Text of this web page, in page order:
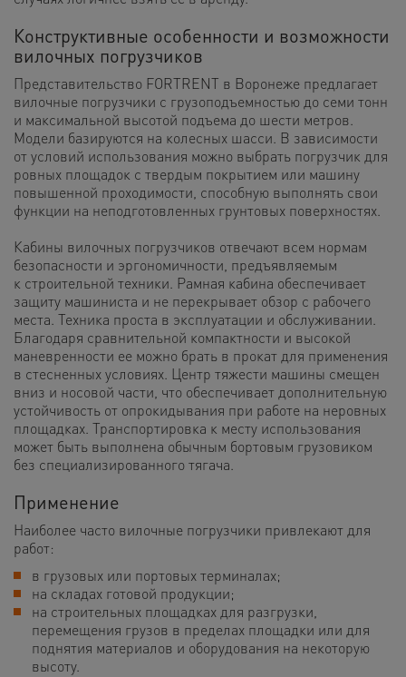
Конструктивные особенности и возможности
вилочных погрузчиков
Представительство FORTRENT в Воронеже предлагает
вилочные погрузчики с грузоподъемностью до семи тонн
и максимальной высотой подъема до шести метров.
Модели базируются на колесных шасси. В зависимости
от условий использования можно выбрать погрузчик для
ровных площадок с твердым покрытием или машину
повышенной проходимости, способную выполнять свои
функции на неподготовленных грунтовых поверхностях.
Кабины вилочных погрузчиков отвечают всем нормам
безопасности и эргономичности, предъявляемым
к строительной техники. Рамная кабина обеспечивает
защиту машиниста и не перекрывает обзор с рабочего
места. Техника проста в эксплуатации и обслуживании.
Благодаря сравнительной компактности и высокой
маневренности ее можно брать в прокат для применения
в стесненных условиях. Центр тяжести машины смещен
вниз и носовой части, что обеспечивает дополнительную
устойчивость от опрокидывания при работе на неровных
площадках. Транспортировка к месту использования
может быть выполнена обычным бортовым грузовиком
без специализированного тягача.
Применение
Наиболее часто вилочные погрузчики привлекают для
работ:
в грузовых или портовых терминалах;
на складах готовой продукции;
на строительных площадках для разгрузки,
перемещения грузов в пределах площадки или для
поднятия материалов и оборудования на некоторую
высоту.